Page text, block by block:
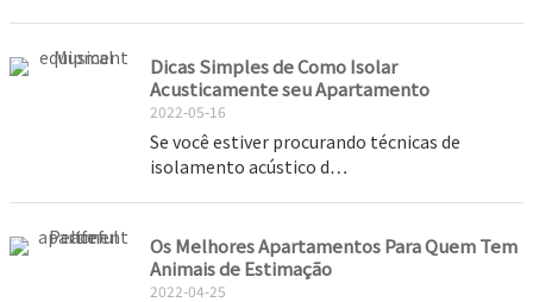
Dicas Simples de Como Isolar
Acusticamente seu Apartamento
2022-05-16
Se você estiver procurando técnicas de
isolamento acústico d…
Os Melhores Apartamentos Para Quem Tem
Animais de Estimação
2022-04-25